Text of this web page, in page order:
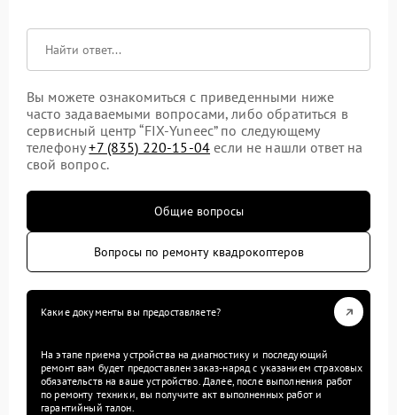
Вы можете ознакомиться с приведенными ниже
часто задаваемыми вопросами, либо обратиться в
сервисный центр “FIX-Yuneec” по следующему
телефону+7 (835) 220-15-04 если не нашли ответ на
свой вопрос.
Общие вопросы
Вопросы по ремонту квадрокоптеров
Какие документы вы предоставляете?
На этапе приема устройства на диагностику и последующий
ремонт вам будет предоставлен заказ-наряд с указанием страховых
обязательств на ваше устройство. Далее, после выполнения работ
по ремонту техники, вы получите акт выполненных работ и
гарантийный талон.